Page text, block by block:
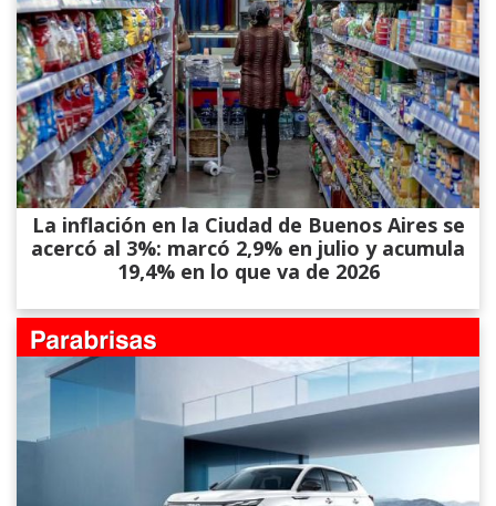
La inflación en la Ciudad de Buenos Aires se
acercó al 3%: marcó 2,9% en julio y acumula
19,4% en lo que va de 2026